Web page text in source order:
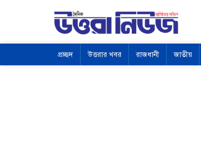
প্রচ্ছদ উত্তরার খবর রাজধানী জাতীয়